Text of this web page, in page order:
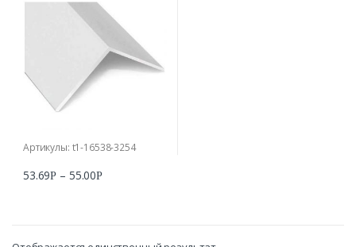
Артикулы: t1-16538-3254
53.69Р – 55.00Р